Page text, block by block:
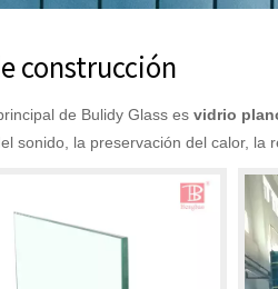
construcción
de Bulidy Glass es vidrio
sonido, la preservación del calor, la